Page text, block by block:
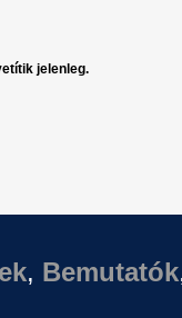
jelenleg.
, Bemutatók